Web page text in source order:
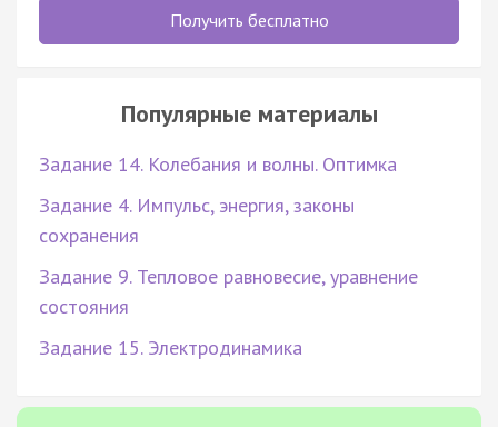
Получить бесплатно
Популярные материалы
Задание 14. Колебания и волны. Оптимка
Задание 4. Импульс, энергия, законы
сохранения
Задание 9. Тепловое равновесие, уравнение
состояния
Задание 15. Электродинамика